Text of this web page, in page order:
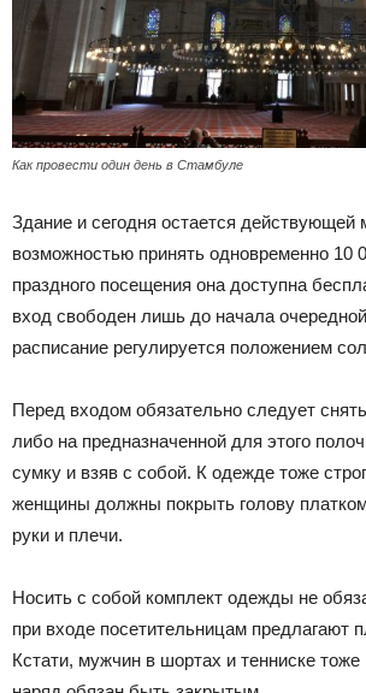
Как провести один день в Стамбуле
Здание и сегодня остается действующей
возможностью принять одновременно 10
праздного посещения она доступна
вход свободен лишь до начала
расписание регулируется положением
Перед входом обязательно следует
либо на предназначенной для этого
сумку и взяв с собой. К одежде тоже
женщины должны покрыть голову
руки и плечи.
Носить с собой комплект одежды не
при входе посетительницам предлагают
Кстати, мужчин в шортах и тенниске тоже